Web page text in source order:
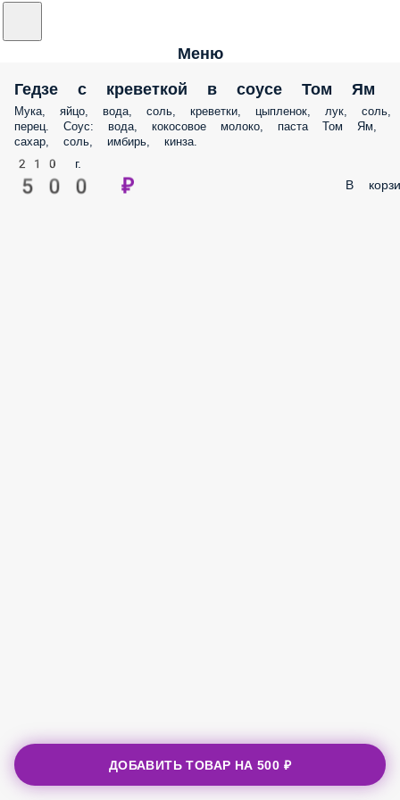
Меню
Гедзе с креветкой в соусе Том Ям
Мука, яйцо, вода, соль, креветки, цыпленок, лук, соль,
перец. Соус: вода, кокосовое молоко, паста Том Ям,
сахар, соль, имбирь, кинза.
210 г.
500 ₽ В
ДОБАВИТЬ ТОВАР НА500 ₽